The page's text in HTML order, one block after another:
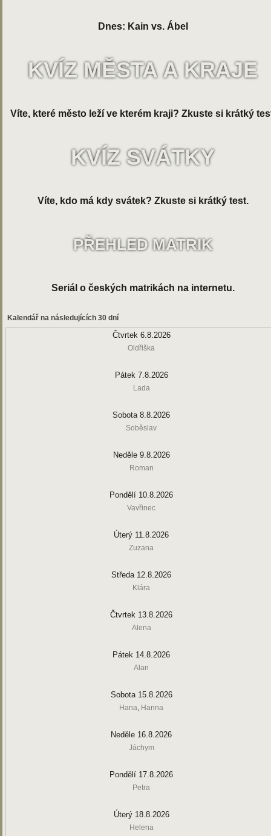
Dnes: Kain vs. Ábel
KVÍZ MĚSTA A KRAJE
Víte, které město leží ve kterém kraji? Zkuste si krátký
KVÍZ SVÁTKY
Víte, kdo má kdy svátek? Zkuste si krátký test.
PŘEHLED MATRIK
Seriál o českých matrikách na internetu.
Kalendář na následujících 30 dní
Čtvrtek 6.8.2026
Oldřiška
Pátek 7.8.2026
Lada
Sobota 8.8.2026
Soběslav
Neděle 9.8.2026
Roman
Pondělí 10.8.2026
Vavřinec
Úterý 11.8.2026
Zuzana
Středa 12.8.2026
Klára
Čtvrtek 13.8.2026
Alena
Pátek 14.8.2026
Alan
Sobota 15.8.2026
Hana, Hanna
Neděle 16.8.2026
Jáchym
Pondělí 17.8.2026
Petra
Úterý 18.8.2026
Helena